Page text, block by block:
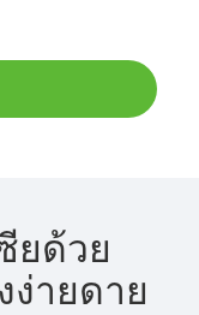
ยด้วย
ง่ายดาย